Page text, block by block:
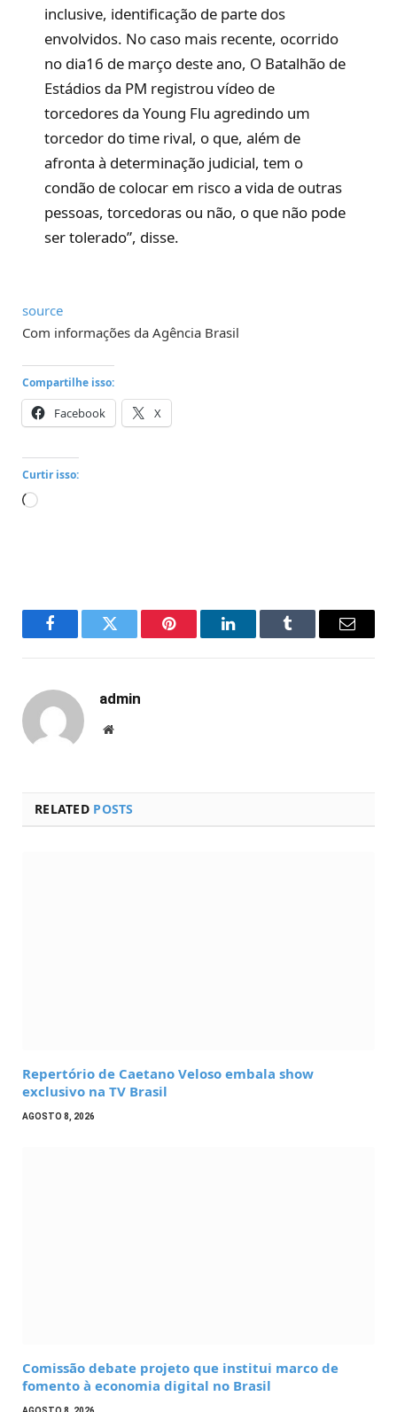
inclusive, identificação de parte dos
envolvidos. No caso mais recente, ocorrido
no dia16 de março deste ano, O Batalhão de
Estádios da PM registrou vídeo de
torcedores da Young Flu agredindo um
torcedor do time rival, o que, além de
afronta à determinação judicial, tem o
condão de colocar em risco a vida de outras
pessoas, torcedoras ou não, o que não pode
ser tolerado”, disse.
source
Com informações da Agência Brasil
Compartilhe isso:
Facebook X
Curtir isso:
Carregando...
FacebookTwitter Pinterest LinkedInTumblr Email
admin
Website
RELATED POSTS
Repertório de Caetano Veloso embala show
exclusivo na TV Brasil
AGOSTO 8, 2026
Comissão debate projeto que institui marco de
fomento à economia digital no Brasil